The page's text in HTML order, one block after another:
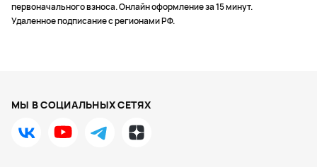
первоначального взноса. Онлайн оформление за 15 минут.
Удаленное подписание с регионами РФ.
МЫ В СОЦИАЛЬНЫХ СЕТЯХ